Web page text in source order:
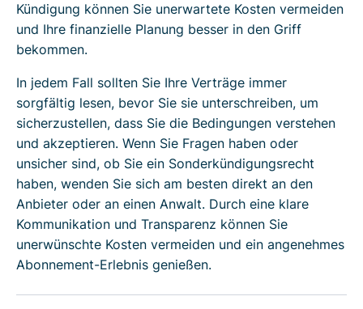
Kündigung können Sie unerwartete Kosten vermeiden
und Ihre finanzielle Planung besser in den Griff
bekommen.
In jedem Fall sollten Sie Ihre Verträge immer
sorgfältig lesen, bevor Sie sie unterschreiben, um
sicherzustellen, dass Sie die Bedingungen verstehen
und akzeptieren. Wenn Sie Fragen haben oder
unsicher sind, ob Sie ein Sonderkündigungsrecht
haben, wenden Sie sich am besten direkt an den
Anbieter oder an einen Anwalt. Durch eine klare
Kommunikation und Transparenz können Sie
unerwünschte Kosten vermeiden und ein angenehmes
Abonnement-Erlebnis genießen.